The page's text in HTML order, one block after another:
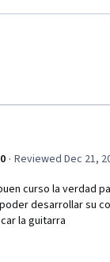
· Reviewed Dec 21,
curso la verdad
desarrollar su
la guitarra